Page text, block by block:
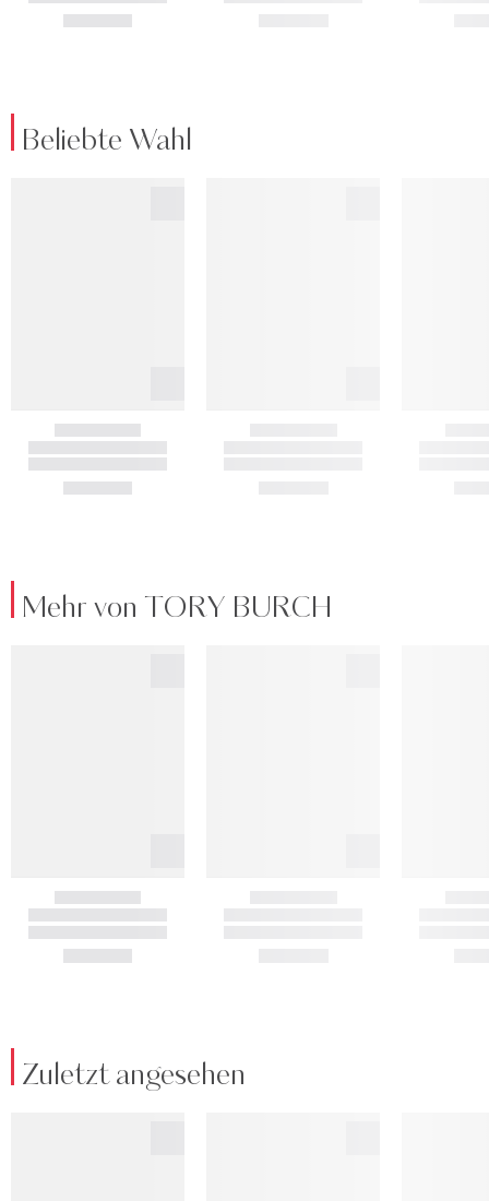
Beliebte Wahl
Mehr von TORY BURCH
Zuletzt angesehen